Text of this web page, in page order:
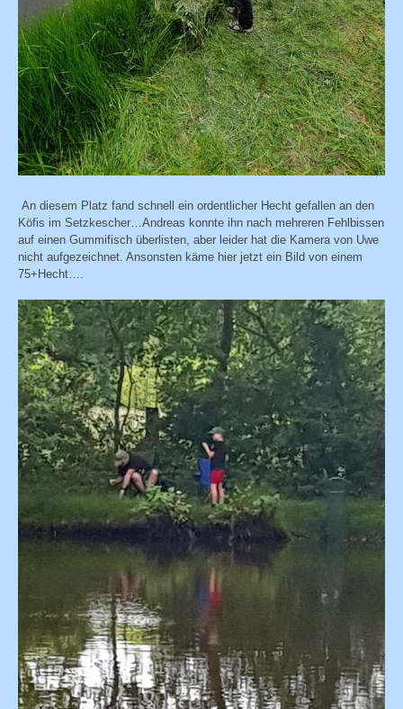
An diesem Platz fand schnell ein ordentlicher Hecht gefallen an den
Köfis im Setzkescher…Andreas konnte ihn nach mehreren Fehlbissen
auf einen Gummifisch überlisten, aber leider hat die Kamera von Uwe
nicht aufgezeichnet. Ansonsten käme hier jetzt ein Bild von einem
75+Hecht….